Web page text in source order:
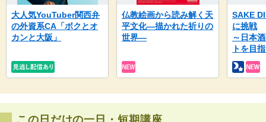
大人気YouTuber関西弁
の外資系CA「ボクとオ
カンと大阪」
仏教絵画から読み解く天
平文化―描かれた祈りの
世界―
SAKE
に挑戦
～日本
トを目
この日だけの一日・短期講座